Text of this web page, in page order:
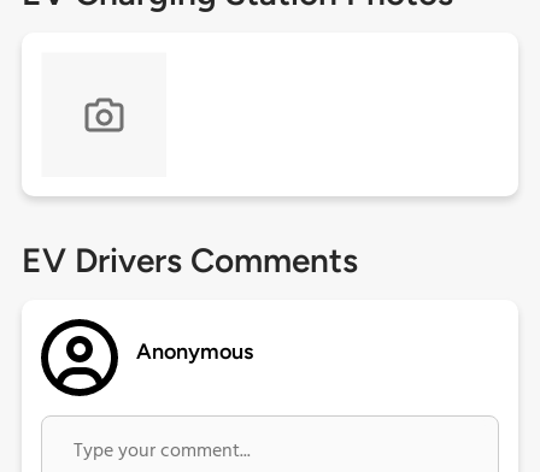
EV Drivers Comments
Anonymous